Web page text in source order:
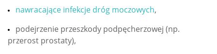
nawracające infekcje dróg moczowych,
podejrzenie przeszkody podpęcherzowej (np.
przerost prostaty),